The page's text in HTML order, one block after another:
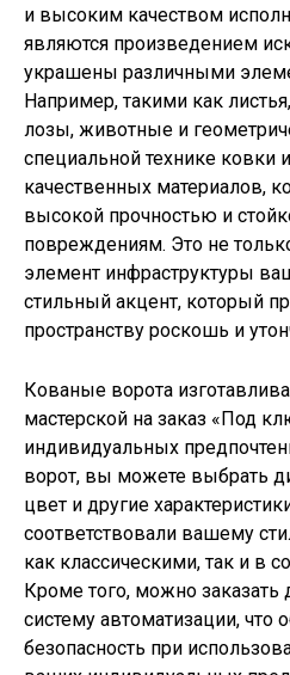
и высоким качеством
являются произведением
украшены различными
Например, такими как
лозы, животные и
специальной технике ковки
качественных материалов,
высокой прочностью и
повреждениям. Это не
элемент инфраструктуры
стильный акцент, который
пространству роскошь и
Кованые ворота
мастерской на заказ «Под
индивидуальных
ворот, вы можете выбрать
цвет и другие
соответствовали вашему
как классическими, так и в
Кроме того, можно заказать
систему автоматизации, что
безопасность при